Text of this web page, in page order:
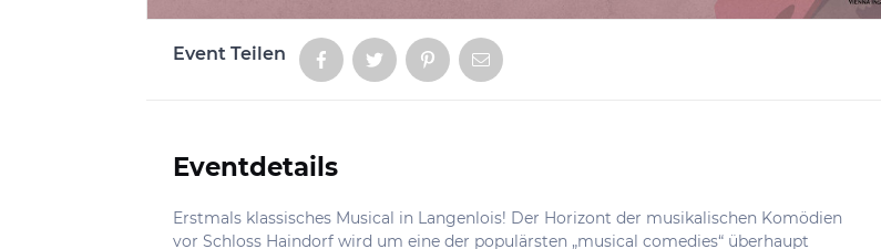
Event Teilen
Informationen
Eventdetails
Erstmals klassisches Musical in Langenlois! Der Horizont der musikalischen Komödien
vor Schloss Haindorf wird um eine der populärsten „musical comedies“ überhaupt